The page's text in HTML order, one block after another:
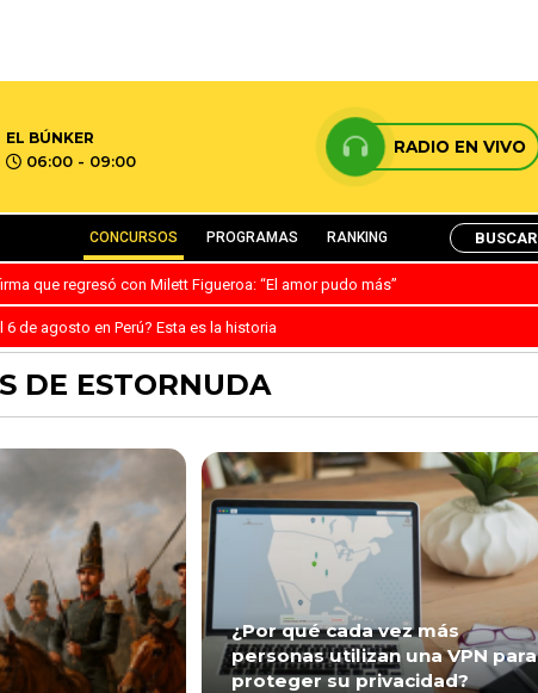
EL BÚNKER
06:00 - 09:00
RADIO EN VIVO
CONCURSOS PROGRAMAS RANKING BUSCAR
que regresó con Milett Figueroa: “El amor pudo más”
6 de agosto en Perú? Esta es la historia
DE ESTORNUDA
¿Por qué cada vez más
personas utilizan una VPN para
proteger su privacidad?